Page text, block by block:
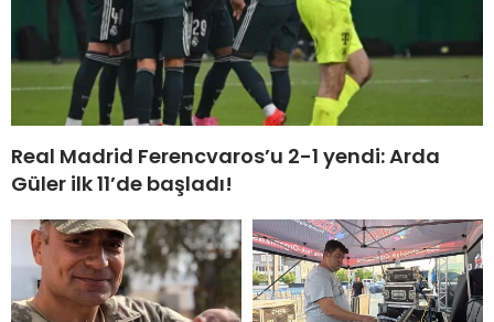
Real Madrid Ferencvaros’u 2-1 yendi: Arda
Güler ilk 11’de başladı!